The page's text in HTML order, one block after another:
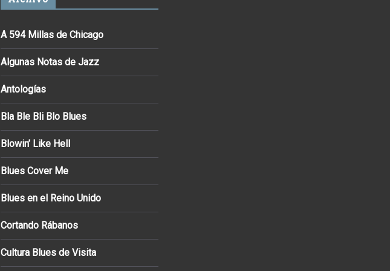
A 594 Millas de Chicago
Algunas Notas de Jazz
Antologías
Bla Ble Bli Blo Blues
Blowin’ Like Hell
Blues Cover Me
Blues en el Reino Unido
Cortando Rábanos
Cultura Blues de Visita